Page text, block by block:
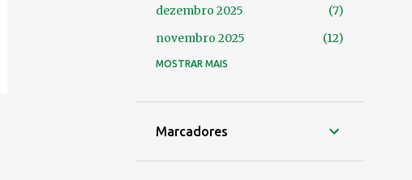
dezembro 2025
7
novembro 2025
12
outubro 2025
MOSTRAR MAIS
Marcadores